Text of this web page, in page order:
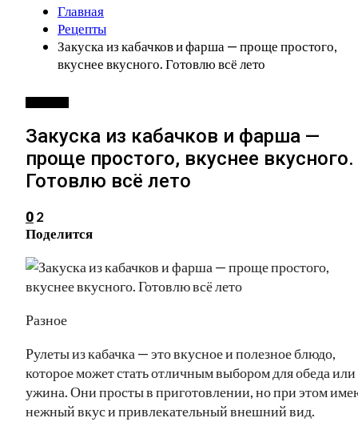
Главная
Рецепты
Закуска из кабачков и фарша — проще простого,
вкуснее вкусного. Готовлю всё лето
Закуска из кабачков и фарша —
проще простого, вкуснее вкусного.
Готовлю всё лето
0 2
Поделится
Разное
Рулеты из кабачка — это вкусное и полезное блюдо,
которое может стать отличным выбором для обеда или
ужина. Они просты в приготовлении, но при этом
нежный вкус и привлекательный внешний вид.